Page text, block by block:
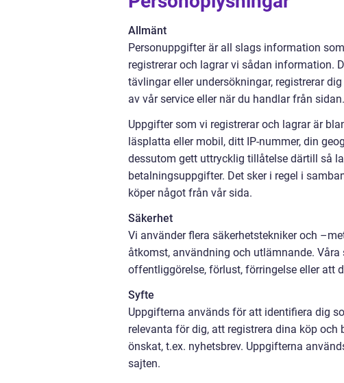
Allmänt
Personuppgifter är all slags information
registrerar och lagrar vi sådan information.
tävlingar eller undersökningar, registrerar
av vår service eller när du handlar från sidan.
Uppgifter som vi registrerar och lagrar är
läsplatta eller mobil, ditt IP-nummer, din
dessutom gett uttrycklig tillåtelse därtill så
betalningsuppgifter. Det sker i regel i
köper något från vår sida.
Säkerhet
Vi använder flera säkerhetstekniker och
åtkomst, användning och utlämnande.
offentliggörelse, förlust, förringelse eller att
Syfte
Uppgifterna används för att identifiera dig
relevanta för dig, att registrera dina köp
önskat, t.ex. nyhetsbrev. Uppgifterna
sajten.